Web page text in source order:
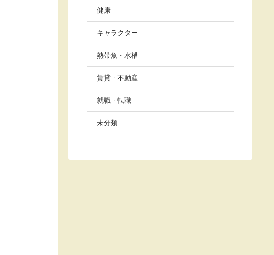
健康
キャラクター
熱帯魚・水槽
賃貸・不動産
就職・転職
未分類